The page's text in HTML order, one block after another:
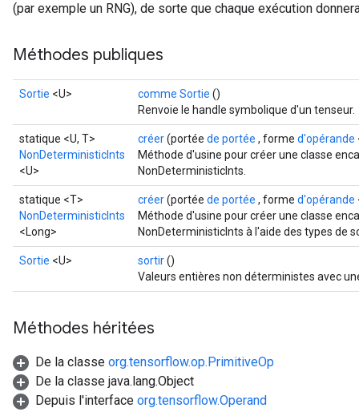
(par exemple un RNG), de sorte que chaque exécution
Méthodes publiques
Sortie <U> comme Sortie ()
Renvoie le handle symbolique d'un tenseur.
statique <U, T>
NonDeterministicInts
<U>
créer(portée de portée , forme d'opérande
Méthode d'usine pour créer une classe
NonDeterministicInts.
statique <T>
NonDeterministicInts
<Long>
créer(portée de portée , forme d'opérande
Méthode d'usine pour créer une classe
NonDeterministicInts à l'aide des types de
Sortie <U> sortir()
Valeurs entières non déterministes avec
Méthodes héritées
De la classe org.tensorflow.op.PrimitiveOp
De la classe java.lang.Object
Depuis l'interface org.tensorflow.Operand